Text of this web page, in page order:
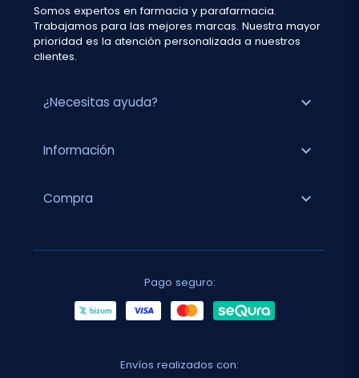
Somos expertos en farmacia y parafarmacia.
Trabajamos para las mejores marcas. Nuestra mayor
prioridad es la atención personalizada a nuestros
clientes.
¿Necesitas ayuda? expand_more
Información expand_more
Compra expand_more
Pago seguro:
Envíos realizados con: